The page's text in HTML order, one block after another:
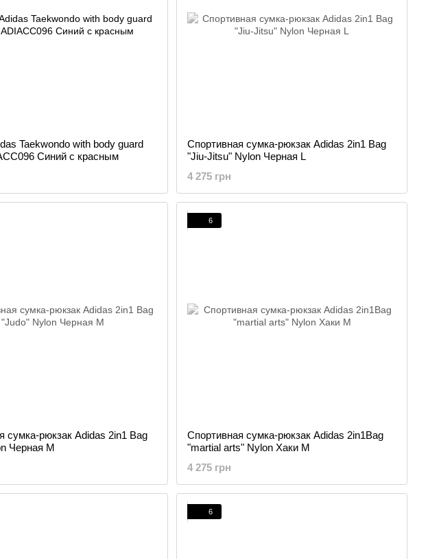
Taekwondo with body guard
Синий с красным
Спортивная сумка-рюкзак Adidas 2in1 Bag
"Jiu-Jitsu" Nylon Черная L
4 275 грн
сумка-рюкзак Adidas 2in1 Bag
Черная M
6
Спортивная сумка-рюкзак Adidas 2in1Bag
"martial arts" Nylon Хаки M
4 275 грн
6